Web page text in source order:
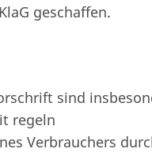
geschaffen.
sind
regeln
Verbrauchers